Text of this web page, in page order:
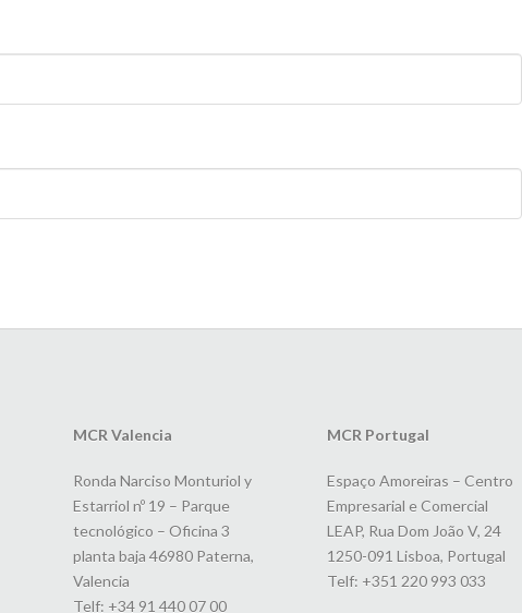
MCR Valencia
Ronda Narciso Monturiol y
Estarriol nº 19 – Parque
tecnológico – Oficina 3
planta baja 46980 Paterna,
Valencia
Telf: +34 91 440 07 00
MCR Portugal
Espaço Amoreiras – Centro
Empresarial e Comercial
LEAP, Rua Dom João V, 24
1250-091 Lisboa, Portugal
Telf: +351 220 993 033